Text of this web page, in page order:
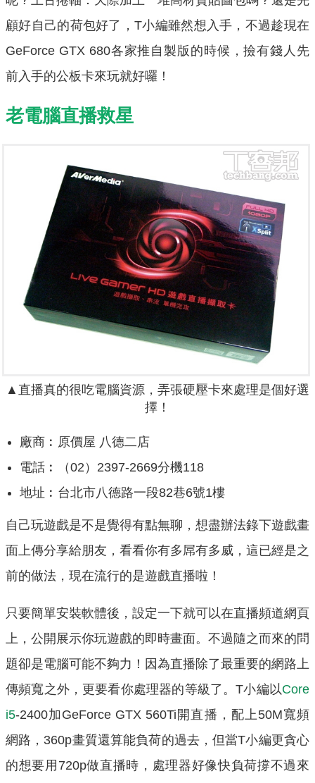
顧好自己的荷包好了，T小編雖然想入手，不過趁現在
GeForce GTX 680各家推自製版的時候，撿有錢人先
前入手的公板卡來玩就好囉！
老電腦直播救星
▲ 直播真的很吃電腦資源，弄張硬壓卡來處理是個好選
擇！
廠商︰原價屋 八德二店
電話︰（02）2397-2669分機118
地址︰台北市八德路一段82巷6號1樓
自己玩遊戲是不是覺得有點無聊，想盡辦法錄下遊戲畫
面上傳分享給朋友，看看你有多屌有多威，這已經是之
前的做法，現在流行的是遊戲直播啦！
只要簡單安裝軟體後，設定一下就可以在直播頻道網頁
上，公開展示你玩遊戲的即時畫面。不過隨之而來的問
題卻是電腦可能不夠力！因為直播除了最重要的網路上
傳頻寬之外，更要看你處理器的等級了。T小編以Core
i5-2400加GeForce GTX 560Ti開直播，配上50M寬頻
網路，360p畫質還算能負荷的過去，但當T小編更貪心
的想要用720p做直播時，處理器好像快負荷撐不過來